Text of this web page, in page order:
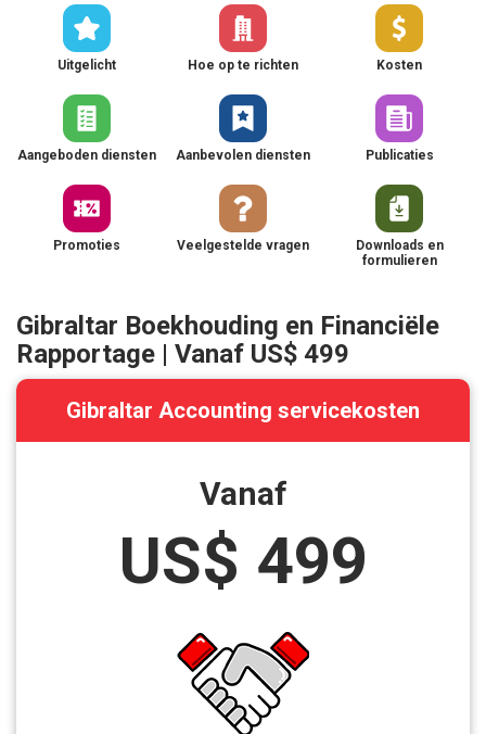
Uitgelicht Hoe op te richten Kosten
Aangeboden diensten Aanbevolen diensten Publicaties
Promoties Veelgestelde vragen
Downloads en
formulieren
Gibraltar Boekhouding en Financiële
Rapportage | Vanaf US$ 499
Gibraltar Accounting servicekosten
Vanaf
US$ 499